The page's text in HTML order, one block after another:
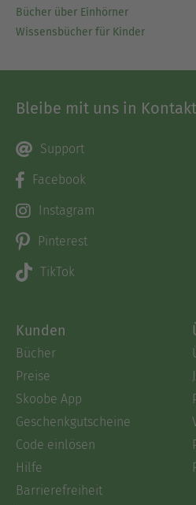
Bücher über Einhörner
Wissensbücher für Kinder
Bleibe mit uns in Kontakt
Support
Facebook
Instagram
Pinterest
TikTok
Kunden
Bücher
Preise
Skoobe App
Geschenkgutscheine
Code einlösen
Hilfe
Barrierefreiheit